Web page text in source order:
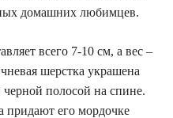
домашних любимцев.
всего 7-10 см, а вес –
шерстка украшена
полосой на спине.
придают его мордочке